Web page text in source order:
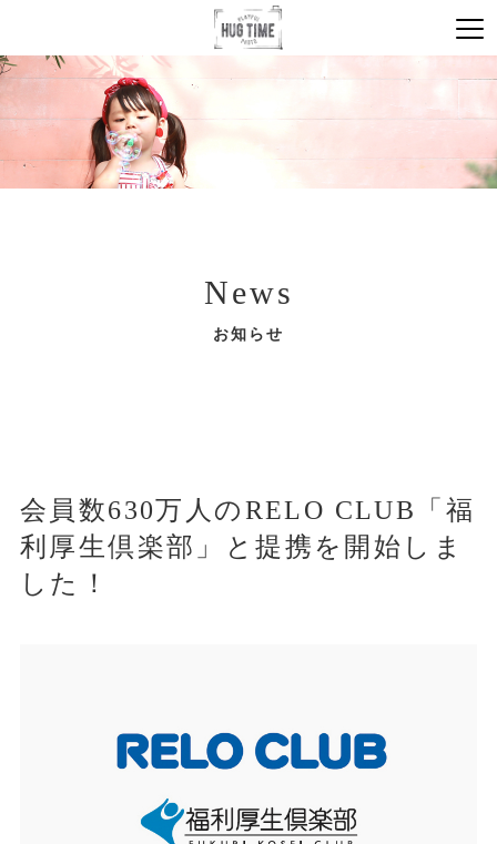
News
お知らせ
会員数630万人のRELO CLUB「福
利厚生倶楽部」と提携を開始しま
した！